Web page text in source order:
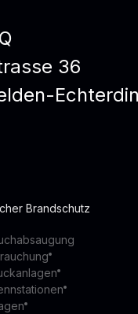
36
Brandschutz